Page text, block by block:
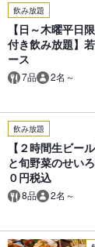
飲み放題
【日～木曜平日
付き飲み放題】
ース
7品 2名～
飲み放題
【２時間生ビー
と旬野菜のせい
０円税込
8品 2名～